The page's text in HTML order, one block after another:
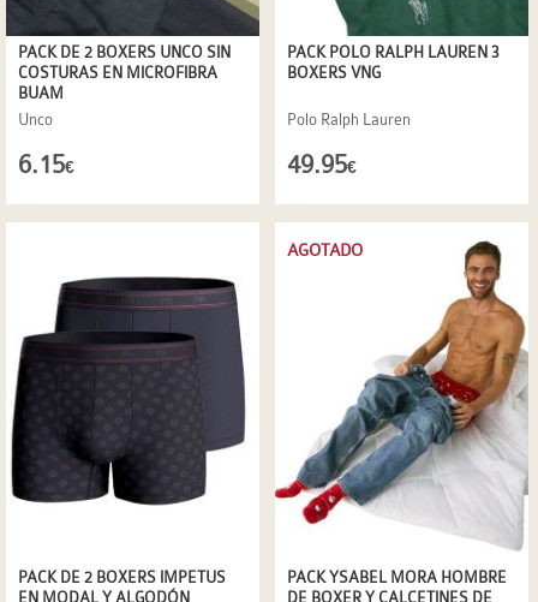
PACK DE 2 BOXERS UNCO SIN
COSTURAS EN MICROFIBRA
BUAM
Unco
6.15€
PACK POLO RALPH LAUREN 3
BOXERS VNG
Polo Ralph Lauren
49.95€
PACK DE 2 BOXERS IMPETUS
EN MODAL Y ALGODÓN
PACK YSABEL MORA HOMBRE
DE BOXER Y CALCETINES DE
AGOTADO